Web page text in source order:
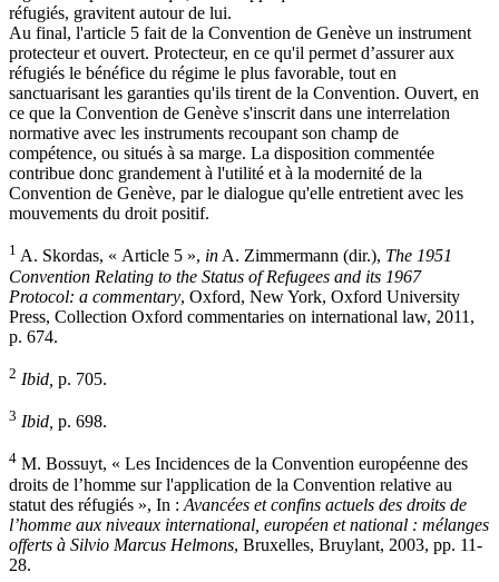
réfugiés, gravitent autour de lui.
Au final, l'article 5 fait de la Convention de Genève un instrument
protecteur et ouvert. Protecteur, en ce qu'il permet d’assurer aux
réfugiés le bénéfice du régime le plus favorable, tout en
sanctuarisant les garanties qu'ils tirent de la Convention. Ouvert, en
ce que la Convention de Genève s'inscrit dans une interrelation
normative avec les instruments recoupant son champ de
compétence, ou situés à sa marge. La disposition commentée
contribue donc grandement à l'utilité et à la modernité de la
Convention de Genève, par le dialogue qu'elle entretient avec les
mouvements du droit positif.
1 A. Skordas, « Article 5 », inA. Zimmermann (dir.), The 1951
Convention Relating to the Status of Refugees and its 1967
Protocol: a commentary, Oxford, New York, Oxford University
Press, Collection Oxford commentaries on international law, 2011,
p. 674.
2 Ibid, p. 705.
3 Ibid, p. 698.
4 M. Bossuyt, « Les Incidences de la Convention européenne des
droits de l’homme sur l'application de la Convention relative au
statut des réfugiés », In : Avancées et confins actuels des droits de
l’homme aux niveaux international, européen et national : mélanges
offerts à Silvio Marcus Helmons, Bruxelles, Bruylant, 2003, pp. 11-
28.